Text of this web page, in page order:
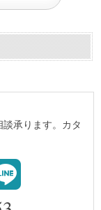
承ります。カタ